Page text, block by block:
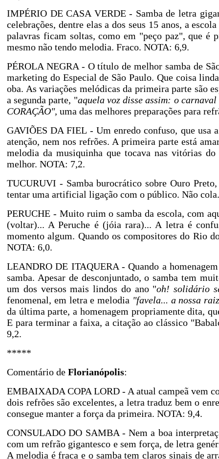
IMPÉRIO DE CASA VERDE - Samba de letra
celebrações, dentre elas a dos seus 15 anos, a
palavras ficam soltas, como em "peço paz", que é
mesmo não tendo melodia. Fraco. NOTA: 6,9.
PÉROLA NEGRA - O título de melhor samba de
marketing do Especial de São Paulo. Que coisa
oba. As variações melódicas da primeira parte são
a segunda parte, "aquela voz disse assim: o
CORAÇÃO", uma das melhores preparações para
GAVIÕES DA FIEL - Um enredo confuso, que usa
atenção, nem nos refrões. A primeira parte está
melodia da musiquinha que tocava nas vitórias
melhor. NOTA: 7,2.
TUCURUVI - Samba burocrático sobre Ouro
tentar uma artificial ligação com o público. Não
PERUCHE - Muito ruim o samba da escola, com
(voltar)... A Peruche é (jóia rara)... A letra é
momento algum. Quando os compositores do Rio
NOTA: 6,0.
LEANDRO DE ITAQUERA - Quando a
samba. Apesar de desconjuntado, o samba tem
um dos versos mais lindos do ano "oh! solidário
fenomenal, em letra e melodia "favela... a nossa
da última parte, a homenagem propriamente dita,
E para terminar a faixa, a citação ao clássico
9,2.
*****
Comentário de Florianópolis:
EMBAIXADA COPA LORD - A atual campeã vem
dois refrões são excelentes, a letra traduz bem o
consegue manter a força da primeira. NOTA: 9,4.
CONSULADO DO SAMBA - Nem a boa
com um refrão gigantesco e sem força, de letra
A melodia é fraca e o samba tem claros sinais de